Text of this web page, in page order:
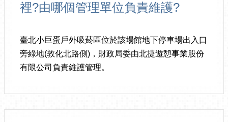
裡?由哪個管理單位負責維護?
臺北小巨蛋戶外吸菸區位於該場館地下停車場出入口
旁綠地(敦化北路側)，財政局委由北捷遊憩事業股份
有限公司負責維護管理。